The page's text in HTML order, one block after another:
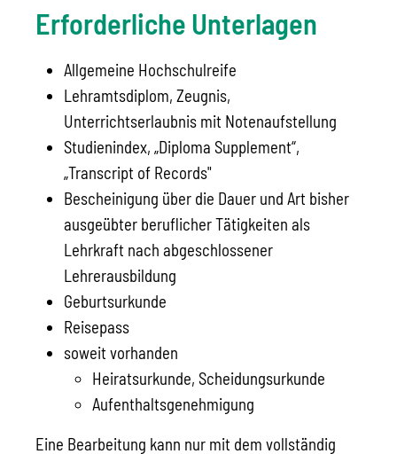
Erforderliche Unterlagen
Allgemeine Hochschulreife
Lehramtsdiplom, Zeugnis,
Unterrichtserlaubnis mit Notenaufstellung
Studienindex, „Diploma Supplement“,
„Transcript of Records"
Bescheinigung über die Dauer und Art bisher
ausgeübter beruflicher Tätigkeiten als
Lehrkraft nach abgeschlossener
Lehrerausbildung
Geburtsurkunde
Reisepass
soweit vorhanden
Heiratsurkunde, Scheidungsurkunde
Aufenthaltsgenehmigung
Eine Bearbeitung kann nur mit dem vollständig